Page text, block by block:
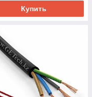
Electrical
решение для
подключения
Купить